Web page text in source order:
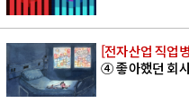
[전자산업 직업
④ 좋아했던 회